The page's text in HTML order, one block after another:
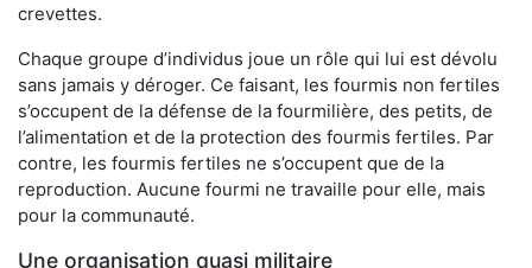
crevettes.
Chaque groupe d’individus joue un rôle qui lui est dévolu
sans jamais y déroger. Ce faisant, les fourmis non fertiles
s’occupent de la défense de la fourmilière, des petits, de
l’alimentation et de la protection des fourmis fertiles. Par
contre, les fourmis fertiles ne s’occupent que de la
reproduction. Aucune fourmi ne travaille pour elle, mais
pour la communauté.
Une organisation quasi militaire